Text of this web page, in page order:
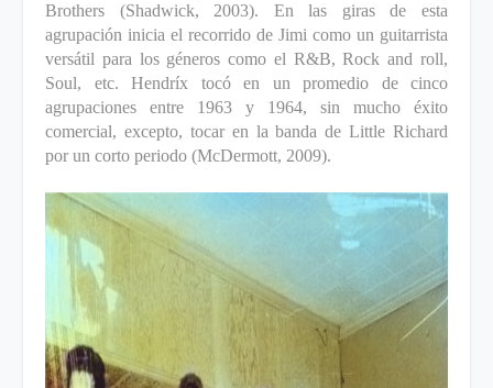
Brothers (Shadwick, 2003). En las giras de esta
agrupación inicia el recorrido de Jimi como un guitarrista
versátil para los géneros como el R&B, Rock and roll,
Soul, etc. Hendríx tocó en un promedio de cinco
agrupaciones entre 1963 y 1964, sin mucho éxito
comercial, excepto, tocar en la banda de Little Richard
por un corto periodo (McDermott, 2009).